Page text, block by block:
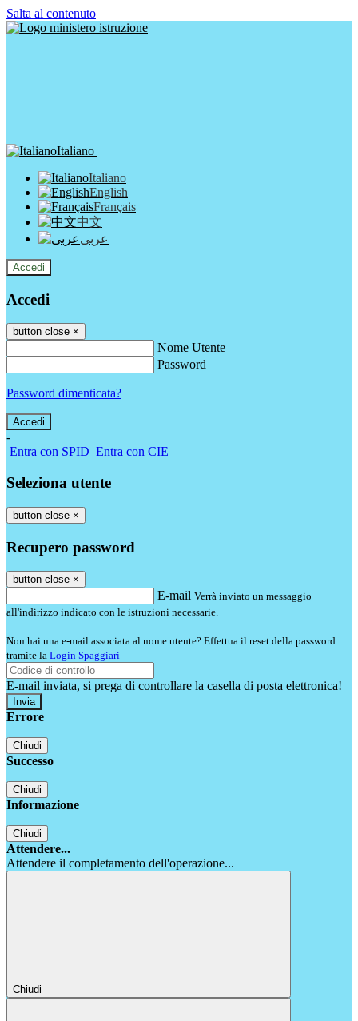
Salta al contenuto
Italiano
Italiano
English
Français
中文
عربى
Accedi
Accedi
button close ×
Nome Utente
Password
Password dimenticata?
-
Entra con SPID Entra con CIE
Seleziona utente
button close ×
Recupero password
button close ×
E-mail Verrà inviato un messaggio
all'indirizzo indicato con le istruzioni necessarie.
Non hai una e-mail associata al nome utente? Effettua il reset della password
tramite la Login Spaggiari
E-mail inviata, si prega di controllare la casella di posta elettronica!
Errore
Chiudi
Successo
Chiudi
Informazione
Chiudi
Attendere...
Attendere il completamento dell'operazione...
Chiudi